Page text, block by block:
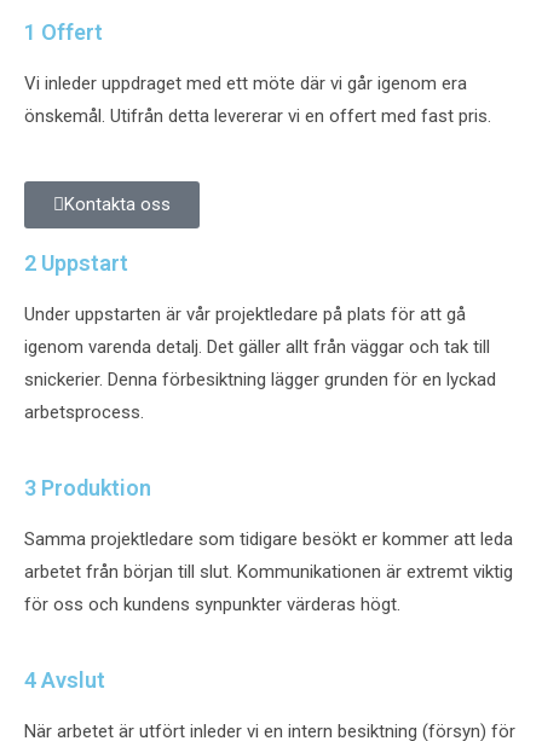
1 Offert
Vi inleder uppdraget med ett möte där vi går igenom era
önskemål. Utifrån detta levererar vi en offert med fast pris.
Kontakta oss
2 Uppstart
Under uppstarten är vår projektledare på plats för att gå
igenom varenda detalj. Det gäller allt från väggar och tak till
snickerier. Denna förbesiktning lägger grunden för en lyckad
arbetsprocess.
3 Produktion
Samma projektledare som tidigare besökt er kommer att leda
arbetet från början till slut. Kommunikationen är extremt viktig
för oss och kundens synpunkter värderas högt.
4Avslut
När arbetet är utfört inleder vi en intern besiktning (försyn) för